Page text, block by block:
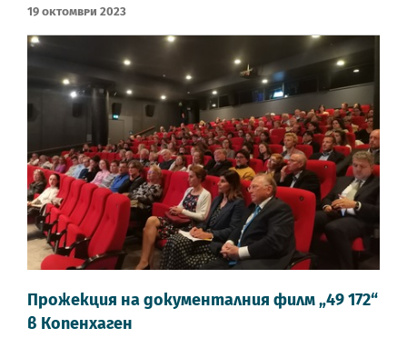
19 Октомври 2023
Прожекция на документалния филм „49 172“
в Копенхаген